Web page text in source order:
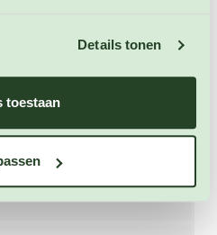
Details tonen
toestaan
wortelen en
zeer geliefd bij bijen,
insecten. Semi-winterharde